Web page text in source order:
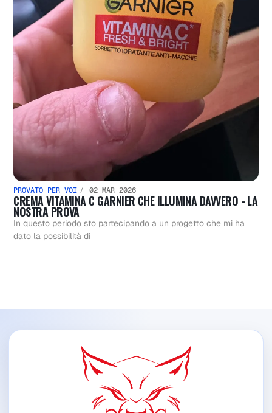
PROVATO PER VOI 02 MAR 2026
CREMA VITAMINA C GARNIER CHE ILLUMINA DAVVERO - LA
NOSTRA PROVA
In questo periodo sto partecipando a un progetto che mi ha
dato la possibilità di